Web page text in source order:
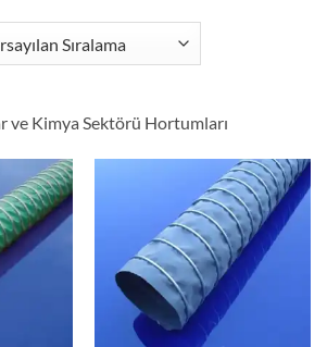
ve Kimya Sektörü Hortumları